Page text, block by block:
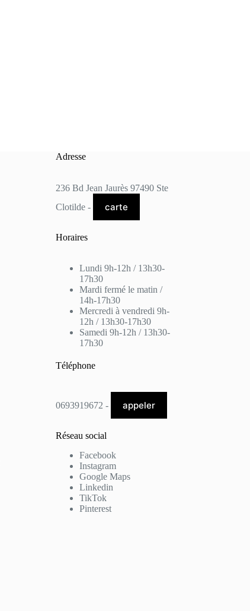
Adresse
236 Bd Jean Jaurès 97490 Ste
Clotilde -
carte
Horaires
Lundi 9h-12h / 13h30-
17h30
Mardi fermé le matin /
14h-17h30
Mercredi à vendredi 9h-
12h / 13h30-17h30
Samedi 9h-12h / 13h30-
17h30
Téléphone
0693919672 - appeler
Réseau social
Facebook
Instagram
Google Maps
Linkedin
TikTok
Pinterest